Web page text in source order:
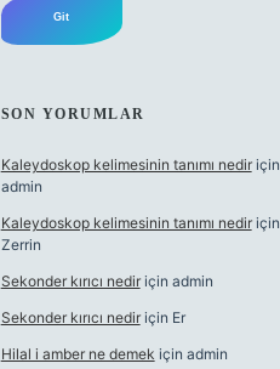
SON YORUMLAR
Kaleydoskop kelimesinin tanımı nediriçin
admin
Kaleydoskop kelimesinin tanımı nediriçin
Zerrin
Sekonder kırıcı nediriçin admin
Sekonder kırıcı nediriçin Er
Hilal i amber ne demek için admin